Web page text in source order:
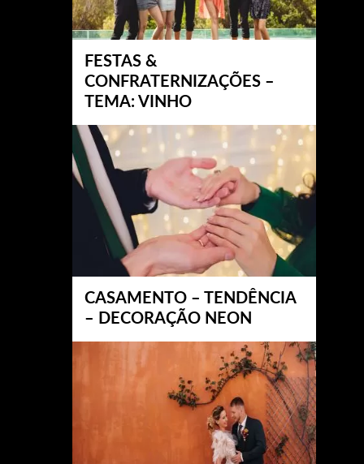
FESTAS &
CONFRATERNIZAÇÕES –
TEMA: VINHO
CASAMENTO – TENDÊNCIA
– DECORAÇÃO NEON